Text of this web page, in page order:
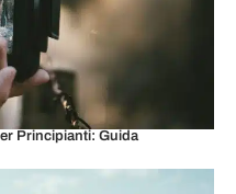
Principianti: Guida